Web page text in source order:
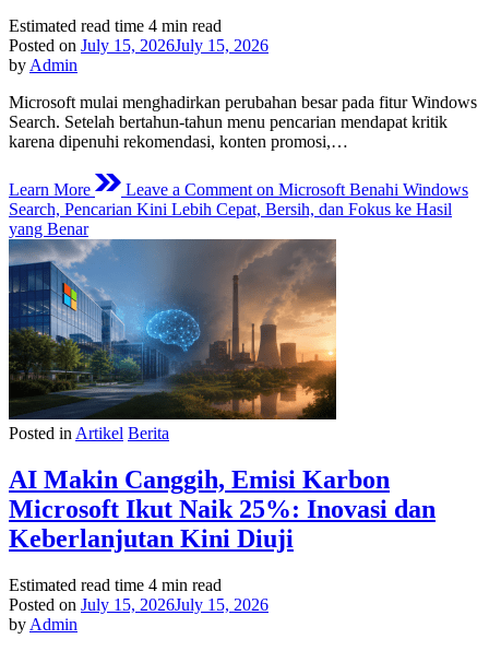
Estimated read time 4 min read
Posted on July 15, 2026July 15, 2026
by Admin
Microsoft mulai menghadirkan perubahan besar pada fitur Windows
Search. Setelah bertahun-tahun menu pencarian mendapat kritik
karena dipenuhi rekomendasi, konten promosi,…
Learn More Leave a Comment on Microsoft Benahi Windows
Search, Pencarian Kini Lebih Cepat, Bersih, dan Fokus ke Hasil
yang Benar
Posted in Artikel Berita
AI Makin Canggih, Emisi Karbon
Microsoft Ikut Naik 25%: Inovasi dan
Keberlanjutan Kini Diuji
Estimated read time 4 min read
Posted on July 15, 2026July 15, 2026
by Admin